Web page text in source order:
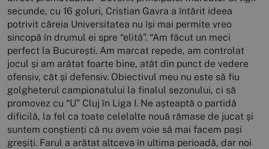
secunde, cu 16 goluri, Cristian Gavra a întărit ideea
potrivit căreia Universitatea nu își mai permite vreo
sincopă în drumul ei spre “elită”. “Am făcut un meci
perfect la București. Am marcat repede, am controlat
jocul și am arătat foarte bine, atât din punct de vedere
ofensiv, cât și defensiv. Obiectivul meu nu este să fiu
golgheterul campionatului la finalul sezonului, ci să
promovez cu “U” Cluj în Liga I. Ne așteaptă o partidă
dificilă, la fel ca toate celelalte nouă rămase de jucat și
suntem conștienți că nu avem voie să mai facem pași
greșiți. Farul a arătat altceva în ultima perioadă, dar noi